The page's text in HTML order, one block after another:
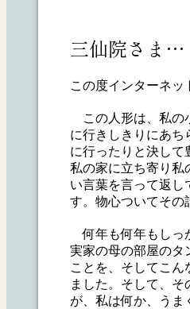
三仙院さま…
この度インターネッ
この人形は、私の
に行きしきりにあち
に行ったりと決して
私の家に立ち寄り私
い言葉を言って返し
す。物心ついてその
何年も何年もしっ
実家の母の部屋のタ
ことを、そしてこ
ました。そして、
が、私は何か、うま